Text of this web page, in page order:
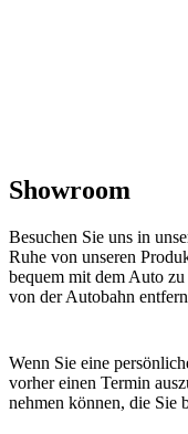
Showroom
Besuchen Sie uns in
Ruhe von unseren
bequem mit dem Auto
von der Autobahn
Wenn Sie eine
vorher einen Termin
nehmen können, die Sie